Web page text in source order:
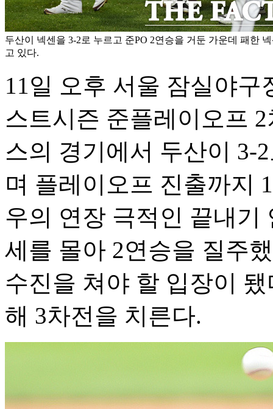
두산이 넥센을 3-2로 누르고 준PO 2연승을 거둔 가운데 패한
고 있다.
11일 오후 서울 잠실야구
스트시즌 준플레이오프
스의 경기에서 두산이 3-
며 플레이오프 진출까지
우의 연장 극적인 끝내기
세를 몰아 2연승을 질주
수진을 쳐야 할 입장이
해 3차전을 치른다.